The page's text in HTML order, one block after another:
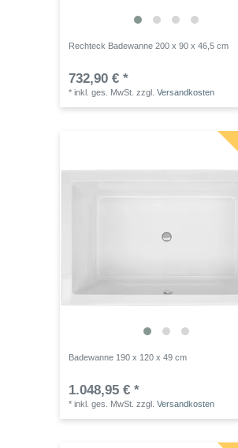
Rechteck Badewanne 200 x 90 x 46,5 cm
732,90 € *
*inkl. ges. MwSt. zzgl.Versandkosten
Badewanne 190 x 120 x 49 cm
1.048,95 € *
*inkl. ges. MwSt. zzgl.Versandkosten